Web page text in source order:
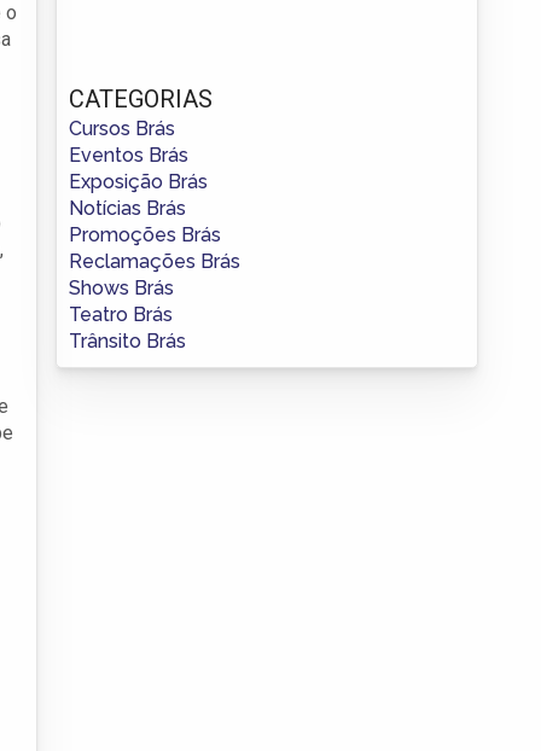
o
CATEGORIAS
Cursos Brás
Eventos Brás
Exposição Brás
Notícias Brás
Promoções Brás
Reclamações Brás
Shows Brás
Teatro Brás
Trânsito Brás